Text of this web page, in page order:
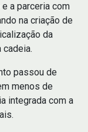
a parceria com
na criação de
da
passou de
menos de
integrada com a